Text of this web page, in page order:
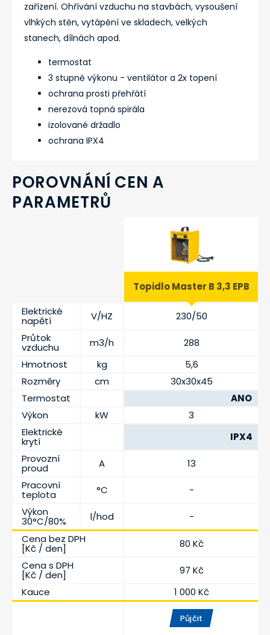
zařízení. Ohřívání vzduchu na stavbách, vysoušení
vlhkých stěn, vytápění ve skladech, velkých
stanech, dílnách apod.
termostat
3 stupně výkonu - ventilátor a 2x topení
ochrana prosti přehřátí
nerezová topná spirála
izolované držadlo
ochrana IPX4
POROVNÁNÍ CEN A
PARAMETRŮ
Topidlo Master B 3,3 EPB
Elektrické
napětí V/HZ
230/50
Průtok
vzduchu m3/h
288
Hmotnost
kg
5,6
Rozměry
cm
30x30x45
Termostat
ANO
Výkon
kW
3
Elektrické
krytí
IPX4
Provozní
proud A
13
Pracovní
teplota °C
-
Výkon
30°C/80% l/hod -
Půjčit
Cena bez DPH
[Kč / den]
80 Kč
Cena s DPH
[Kč / den]
97 Kč
Kauce
1 000 Kč